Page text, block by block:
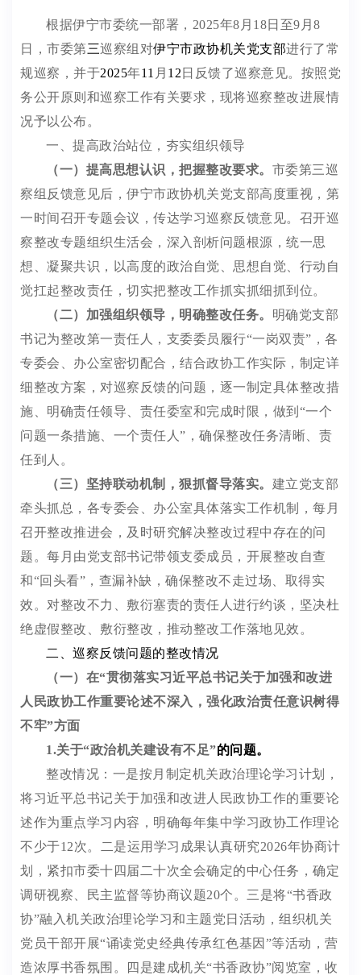
根据伊宁市委统一部署， 2025年8 月 18日至9 月 8
日， 市委第三巡察组对伊宁市政协机关党支部进行了常
规巡察 ，并于2025年11 月 12 日反馈了巡察意见。 按照党
务公开原则和巡察工作有关要求，现将巡察整改进展情
况予以公布。
一、提高政治站位，夯实组织领导
（一）提高思想认识，把握整改要求。 市委第三巡
察组反馈意见后，伊宁市政协机关党支部高度重视，第
一时间召开专题会议，传达学习巡察反馈意见。召开巡
察整改专题组织生活会， 深入剖析问题根源，统一思
想、凝聚共识，以高度的政治自觉、思想自觉、行动自
觉扛起整改责任，切实把整改工作抓实抓细抓到位。
（二）加强组织领导，明确整改任务。 明确党支部
书记为整改第一责任人，支委委员履行“一岗双责” ，各
专委会、办公室密切配合，结合政协工作实际，制定详
细整改方案， 对巡察 反馈的问题 ，逐一制定具体整改措
施、 明确责任领导、责任委室和完成时限，做到 “一个
问题一条措施、一个责任人 ” ，确保整改任务清晰、责
任到人。
（三）坚持联动机制 ，狠抓督导落实。 建立党支部
牵头抓总，各专委会、办公室具体落实工作机制 ， 每月
召开整改推进会，及时研究解决整改过程中存在的问
题。每月由党支部书记带领支委成员，开展整改自查
和“回头看” ，查漏补缺，确保整改不走过场、取得实
效。对整改不力、敷衍塞责的责任人进行约谈，坚决杜
绝虚假整改、敷衍整改，推动整改工作落地见效 。
二、 巡察反馈问题的整改情况
（一） 在“贯彻落实习近平总书记关于加强和改进
人民政协工作重要论述不深入，强化政治责任意识树得
不牢”方面
1.关于“政治机关建设有不足”的问题。
整改情况：一是按月制定机关政治理论学习计划，
将习近平总书记关于加强和改进人民政协工作的重要论
述作为重点学习内容，明确每年集中学习政协工作理论
不少于12次。二是运用 学习成果认真研究2026年协商计
划， 紧扣市委十四届二十次全会确定的中心任务， 确定
调研视察、民主监督等协商议题20个 。三是将“书香政
协”融入机关政治理论学习和主题党日活动，组织机关
党员干部开展“诵读党史经典传承红色基因”等活动 ， 营
造浓厚书香氛围。
四 是建成机关“书香政协”阅览室， 收